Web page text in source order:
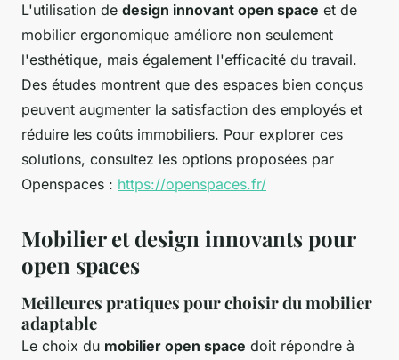
L'utilisation de design innovant open space et de
mobilier ergonomique améliore non seulement
l'esthétique, mais également l'efficacité du travail.
Des études montrent que des espaces bien conçus
peuvent augmenter la satisfaction des employés et
réduire les coûts immobiliers. Pour explorer ces
solutions, consultez les options proposées par
Openspaces : https://openspaces.fr/
Mobilier et design innovants pour
open spaces
Meilleures pratiques pour choisir du mobilier
adaptable
Le choix du mobilier open space doit répondre à